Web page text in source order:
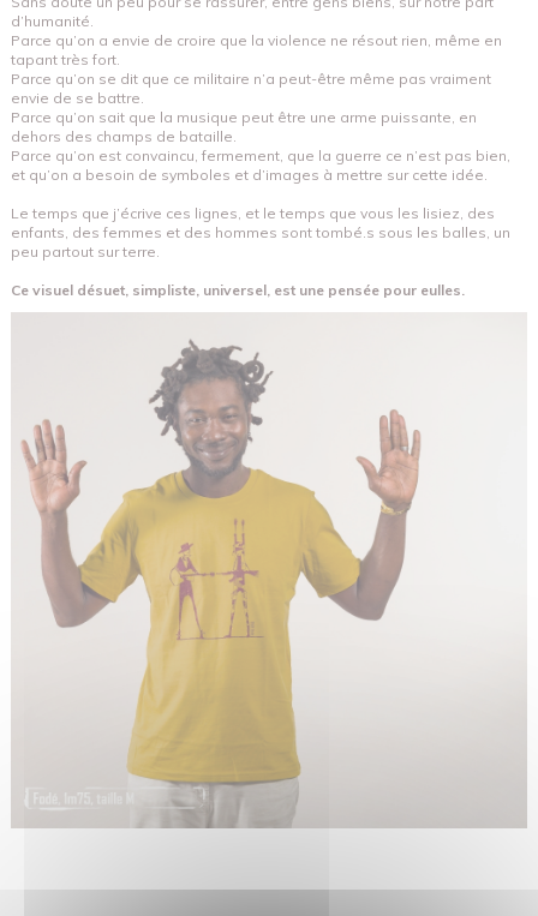
d’humanité.
Parce qu’on a envie de croire que la violence ne résout rien, même en
tapant très fort.
Parce qu’on se dit que ce militaire n’a peut-être même pas vraiment
envie de se battre.
Parce qu’on sait que la musique peut être une arme puissante, en
dehors des champs de bataille.
Parce qu’on est convaincu, fermement, que la guerre ce n’est pas bien,
et qu’on a besoin de symboles et d’images à mettre sur cette idée.
Le temps que j’écrive ces lignes, et le temps que vous les lisiez, des
enfants, des femmes et des hommes sont tombé.s sous les balles, un
peu partout sur terre.
Ce visuel désuet, simpliste, universel, est une pensée pour eulles.